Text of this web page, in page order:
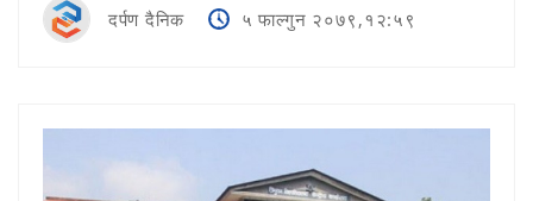
दर्पण दैनिक ५ फाल्गुन २०७९,१२:५९